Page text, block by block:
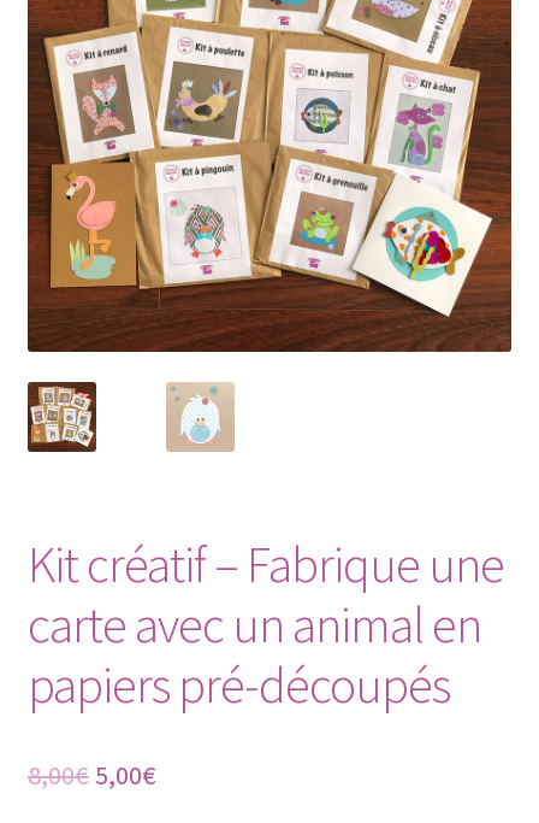
Petit Prix
Kit créatif – Fabrique une
carte avec un animal en
papiers pré-découpés
8,00€ Le
5,00€Le